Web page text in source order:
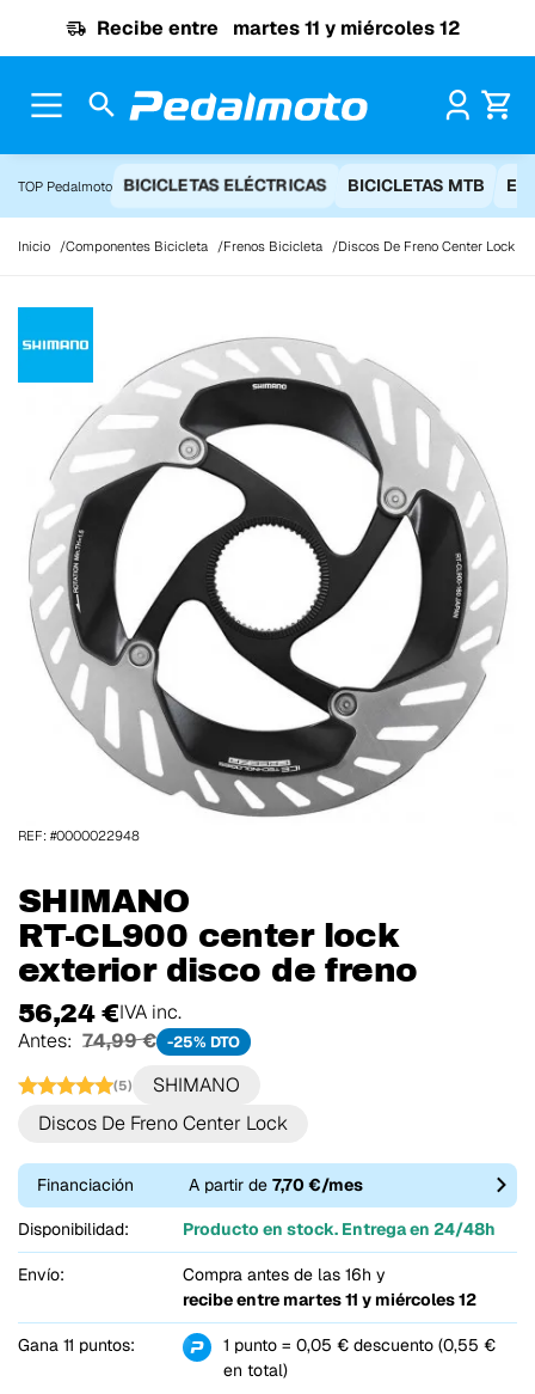
Recibe entre martes 11 y miércoles 12
TOP Pedalmoto BICICLETAS ELÉCTRICAS BICICLETAS MTB
Inicio Componentes Bicicleta Frenos Bicicleta Discos De Freno Center Lock
SHIMANO
RT-CL900 center lock
exterior disco de freno
56,24 €IVA inc.
Antes: 74,99 € -25% DTO
(5)
SHIMANO
Discos De Freno Center Lock
Financiación A partir de7,70 €/mes
Disponibilidad: Producto en stock. Entrega en 24/48h
Envío:
Compra antes de las 16h y
recibe entre martes 11 y miércoles 12
Gana 11 puntos:
1 punto = 0,05 € descuento (0,55 €
en total)
REF: #0000022948